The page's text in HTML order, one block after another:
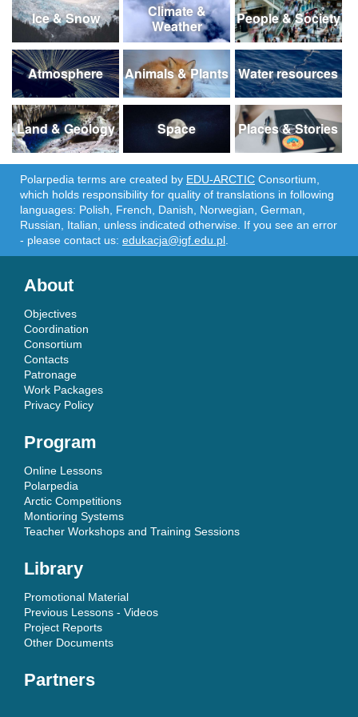
Ice & Snow
Climate &
Weather
People & Society
Atmosphere Animals & Plants Water resources
Land & Geology Space Places & Stories
Polarpedia terms are created by EDU-ARCTIC Consortium,
which holds responsibility for quality of translations in following
languages: Polish, French, Danish, Norwegian, German,
Russian, Italian, unless indicated otherwise. If you see an error
- please contact us: edukacja@igf.edu.pl
About
Objectives
Coordination
Consortium
Contacts
Patronage
Work Packages
Privacy Policy
Program
Online Lessons
Polarpedia
Arctic Competitions
Montioring Systems
Teacher Workshops and Training Sessions
Library
Promotional Material
Previous Lessons - Videos
Project Reports
Other Documents
Partners